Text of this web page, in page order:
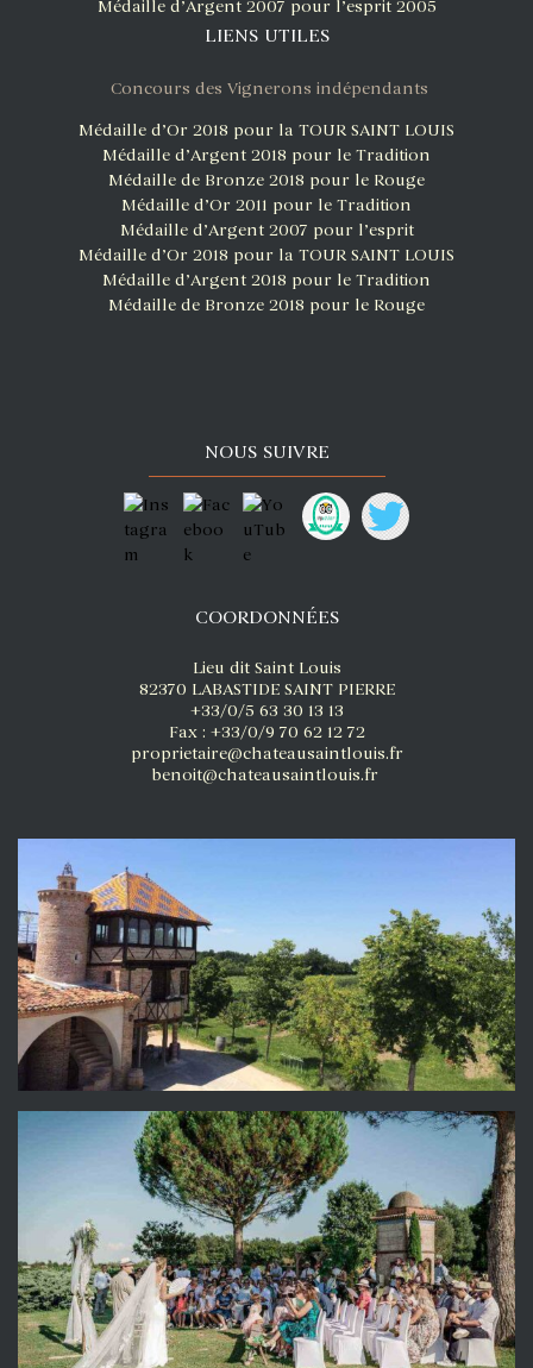
Médaille d’Argent 2007 pour l’esprit 2005
LIENS UTILES
Concours des Vignerons indépendants
Médaille d’Or 2018 pour la TOUR SAINT LOUIS
Médaille d’Argent 2018 pour le Tradition
Médaille de Bronze 2018 pour le Rouge
Médaille d’Or 2011 pour le Tradition
Médaille d’Argent 2007 pour l’esprit
Médaille d’Or 2018 pour la TOUR SAINT LOUIS
Médaille d’Argent 2018 pour le Tradition
Médaille de Bronze 2018 pour le Rouge
NOUS SUIVRE
COORDONNÉES
Lieu dit Saint Louis
82370 LABASTIDE SAINT PIERRE
+33/0/5 63 30 13 13
Fax : +33/0/9 70 62 12 72
proprietaire@chateausaintlouis.fr
benoit@chateausaintlouis.fr